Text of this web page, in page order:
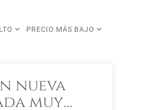
PRECIO MÁS BAJO
nueva
muy